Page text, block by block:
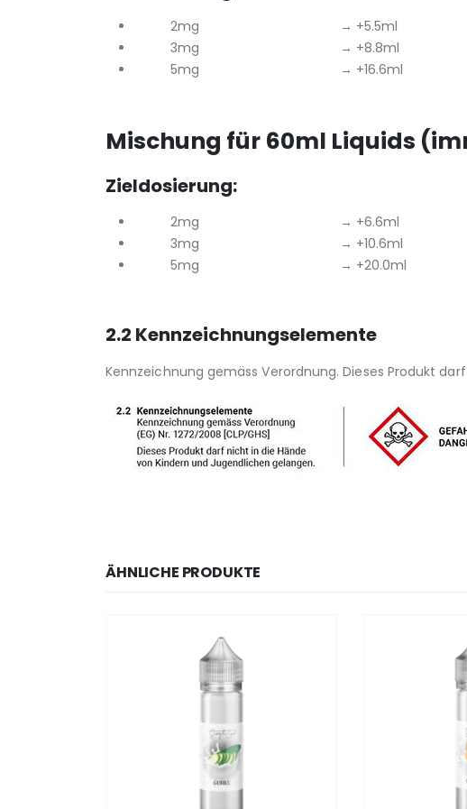
2mg → +5.5ml
3mg → +8.8ml
5mg → +16.6ml
Mischung für 60ml Liquids
Zieldosierung:
2mg → +6.6ml
3mg → +10.6ml
5mg → +20.0ml
2.2 Kennzeichnungselemente
Kennzeichnung gemäss Verordnung. Dieses Produkt
ÄHNLICHE PRODUKTE